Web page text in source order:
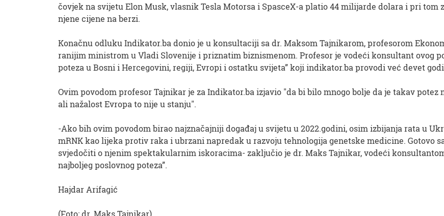
čovjek na svijetu Elon Musk, vlasnik Tesla Motorsa i SpasceX-a platio 44 milijarde dolara i pri tom
njene cijene na berzi.
Konačnu odluku Indikator.ba donio je u konsultaciji sa dr. Maksom Tajnikarom, profesorom
ranijim ministrom u Vladi Slovenije i priznatim biznismenom. Profesor je vodeći konsultant ovog
poteza u Bosni i Hercegovini, regiji, Evropi i ostatku svijeta” koji indikator.ba provodi već devet
Ovim povodom profesor Tajnikar je za Indikator.ba izjavio "da bi bilo mnogo bolje da je takav
ali nažalost Evropa to nije u stanju".
-Ako bih ovim povodom birao najznačajniji događaj u svijetu u 2022.godini, osim izbijanja rata u
mRNK kao lijeka protiv raka i ubrzani napredak u razvoju tehnologija genetske medicine. Gotovo
svjedočiti o njenim spektakularnim iskoracima- zaključio je dr. Maks Tajnikar, vodeći
najboljeg poslovnog poteza”.
Hajdar Arifagić
(Foto: dr. Maks Tajnikar)